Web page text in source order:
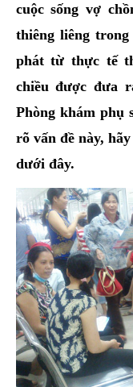
cuộc sống vợ
thiêng liêng
phát từ thực tế
chiều được đưa
Phòng khám phụ
rõ vấn đề này,
dưới đây.